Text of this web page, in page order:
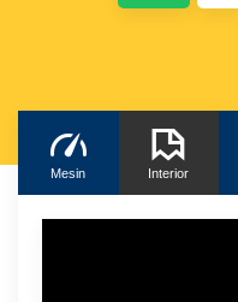
Mesin Interior